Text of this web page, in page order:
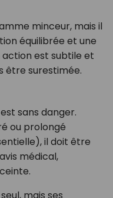
minceur, mais il
équilibrée et une
action est subtile et
être surestimée.
sans danger.
ou prolongé
il doit être
médical,